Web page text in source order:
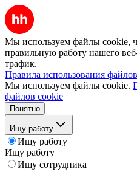
Мы используем файлы cookie,
правильную работу нашего
трафик.
Правила использования
Мы используем файлы cookie.
файлов cookie
Понятно
Ищу работу
Ищу работу
Ищу работу
Ищу сотрудника